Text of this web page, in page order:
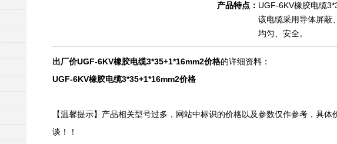
产品特点： UGF-6KV橡胶电缆
该电缆采用导体屏蔽
均匀、安全。
出厂价UGF-6KV橡胶电缆3*35+1*16mm2价格的详细资料：
UGF-6KV橡胶电缆3*35+1*16mm2价格
【温馨提示】产品相关型号过多，网站中标识的价格以及参数仅作参考，具
谈！！